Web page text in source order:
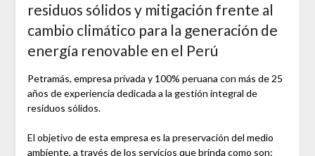
residuos sólidos y mitigación frente al
cambio climático para la generación de
energía renovable en el Perú
Petramás, empresa privada y 100% peruana con más de 25
años de experiencia dedicada a la gestión integral de
residuos sólidos.
El objetivo de esta empresa es la preservación del medio
ambiente, a través de los servicios que brinda como son: